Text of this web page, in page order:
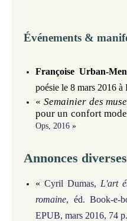
Événements &
Françoise Urban-
poésie le 8 mars 2016 à
« Semainier des
pour un confort
Ops, 2016 »
Annonces diverses
« Cyril Dumas, L'art
romaine, éd. Book-e-
EPUB, mars 2016, 74